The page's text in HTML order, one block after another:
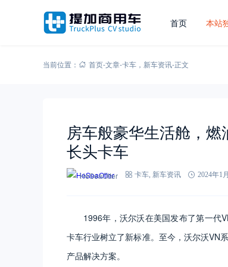
首页 本站
当前位置： 首页-文章-卡车 ， 新车资讯-正文
房车般豪华生活舱，
长头卡车
HeSeaOtter 卡车 新车资讯 2024年1
1996年，沃尔沃在美国发布了第一代
卡车行业树立了新标准。至今，沃尔沃VN
产品解决方案。